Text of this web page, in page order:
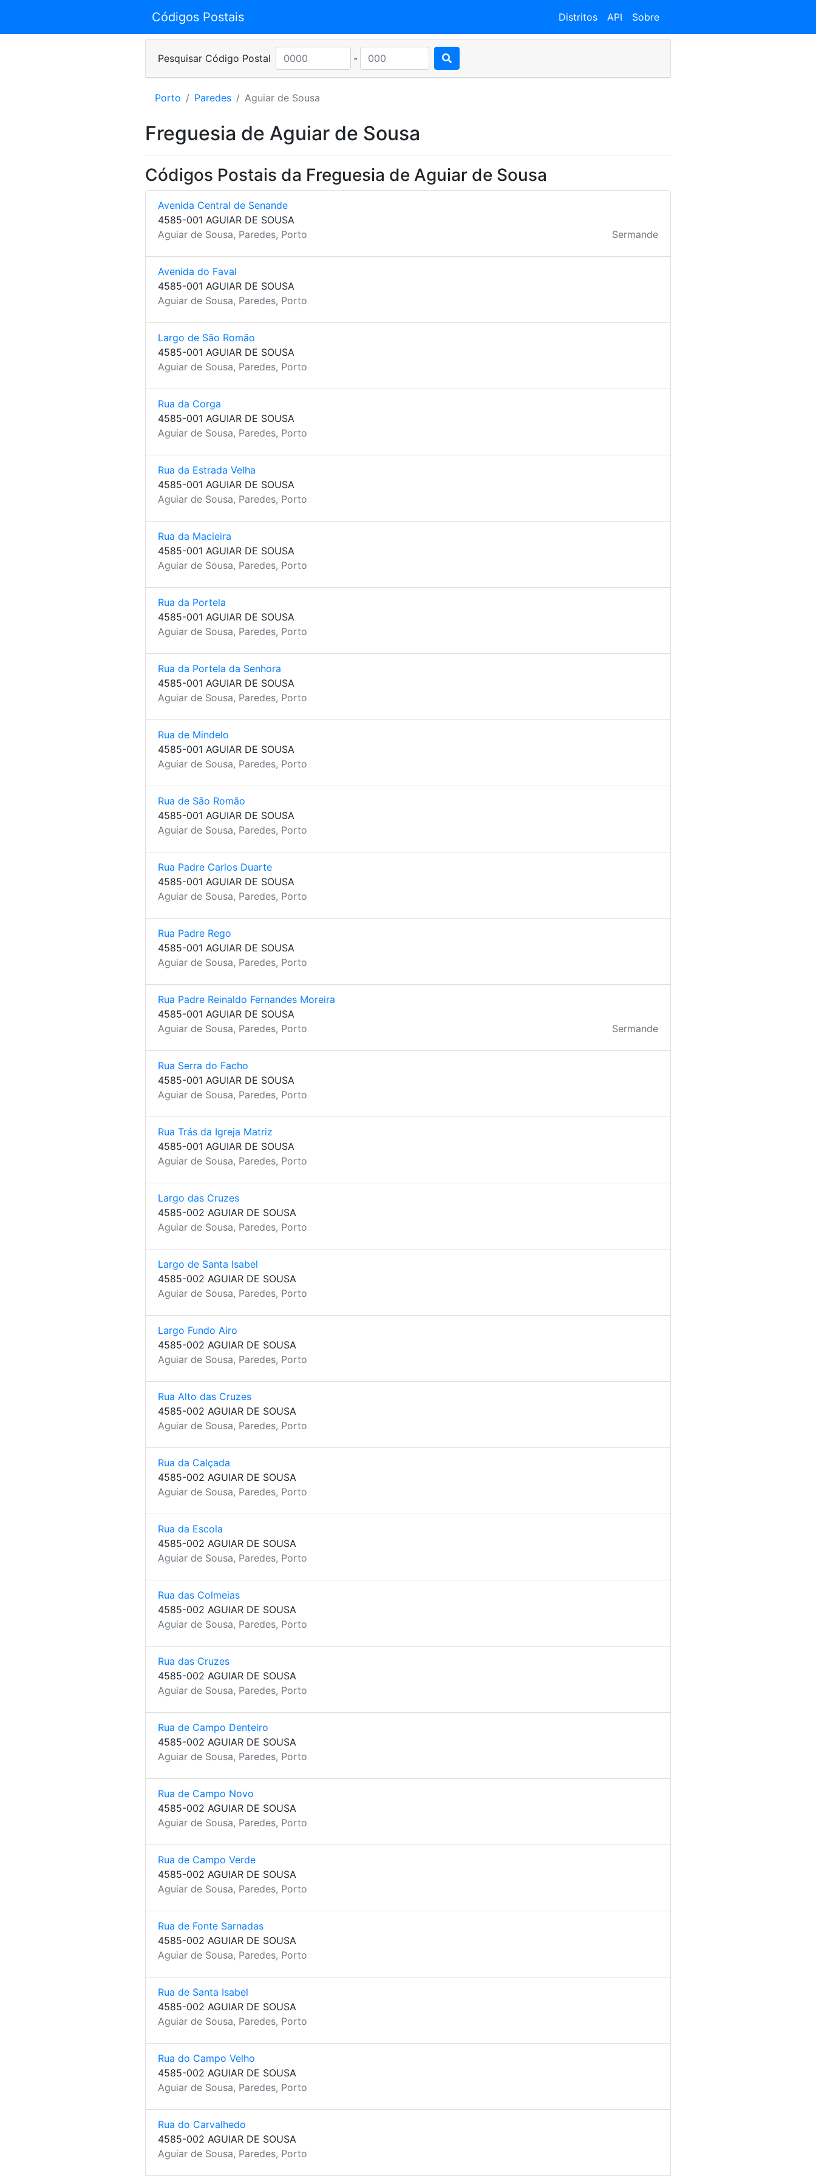
Códigos Postais Distritos API Sobre
Pesquisar Código Postal -
Porto Paredes Aguiar de Sousa
Freguesia de Aguiar de Sousa
Códigos Postais da Freguesia de Aguiar de Sousa
Avenida Central de Senande
4585-001 AGUIAR DE SOUSA
Aguiar de Sousa, Paredes, Porto
Sermande
Avenida do Faval
4585-001 AGUIAR DE SOUSA
Aguiar de Sousa, Paredes, Porto
Largo de São Romão
4585-001 AGUIAR DE SOUSA
Aguiar de Sousa, Paredes, Porto
Rua da Corga
4585-001 AGUIAR DE SOUSA
Aguiar de Sousa, Paredes, Porto
Rua da Estrada Velha
4585-001 AGUIAR DE SOUSA
Aguiar de Sousa, Paredes, Porto
Rua da Macieira
4585-001 AGUIAR DE SOUSA
Aguiar de Sousa, Paredes, Porto
Rua da Portela
4585-001 AGUIAR DE SOUSA
Aguiar de Sousa, Paredes, Porto
Rua da Portela da Senhora
4585-001 AGUIAR DE SOUSA
Aguiar de Sousa, Paredes, Porto
Rua de Mindelo
4585-001 AGUIAR DE SOUSA
Aguiar de Sousa, Paredes, Porto
Rua de São Romão
4585-001 AGUIAR DE SOUSA
Aguiar de Sousa, Paredes, Porto
Rua Padre Carlos Duarte
4585-001 AGUIAR DE SOUSA
Aguiar de Sousa, Paredes, Porto
Rua Padre Rego
4585-001 AGUIAR DE SOUSA
Aguiar de Sousa, Paredes, Porto
Rua Padre Reinaldo Fernandes Moreira
4585-001 AGUIAR DE SOUSA
Aguiar de Sousa, Paredes, Porto
Sermande
Rua Serra do Facho
4585-001 AGUIAR DE SOUSA
Aguiar de Sousa, Paredes, Porto
Rua Trás da Igreja Matriz
4585-001 AGUIAR DE SOUSA
Aguiar de Sousa, Paredes, Porto
Largo das Cruzes
4585-002 AGUIAR DE SOUSA
Aguiar de Sousa, Paredes, Porto
Largo de Santa Isabel
4585-002 AGUIAR DE SOUSA
Aguiar de Sousa, Paredes, Porto
Largo Fundo Airo
4585-002 AGUIAR DE SOUSA
Aguiar de Sousa, Paredes, Porto
Rua Alto das Cruzes
4585-002 AGUIAR DE SOUSA
Aguiar de Sousa, Paredes, Porto
Rua da Calçada
4585-002 AGUIAR DE SOUSA
Aguiar de Sousa, Paredes, Porto
Rua da Escola
4585-002 AGUIAR DE SOUSA
Aguiar de Sousa, Paredes, Porto
Rua das Colmeias
4585-002 AGUIAR DE SOUSA
Aguiar de Sousa, Paredes, Porto
Rua das Cruzes
4585-002 AGUIAR DE SOUSA
Aguiar de Sousa, Paredes, Porto
Rua de Campo Denteiro
4585-002 AGUIAR DE SOUSA
Aguiar de Sousa, Paredes, Porto
Rua de Campo Novo
4585-002 AGUIAR DE SOUSA
Aguiar de Sousa, Paredes, Porto
Rua de Campo Verde
4585-002 AGUIAR DE SOUSA
Aguiar de Sousa, Paredes, Porto
Rua de Fonte Sarnadas
4585-002 AGUIAR DE SOUSA
Aguiar de Sousa, Paredes, Porto
Rua de Santa Isabel
4585-002 AGUIAR DE SOUSA
Aguiar de Sousa, Paredes, Porto
Rua do Campo Velho
4585-002 AGUIAR DE SOUSA
Aguiar de Sousa, Paredes, Porto
Rua do Carvalhedo
4585-002 AGUIAR DE SOUSA
Aguiar de Sousa, Paredes, Porto